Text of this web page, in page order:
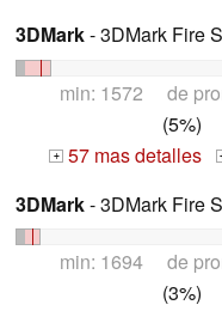
3DMark- 3DMark Fire
min: 1572 de
(5%)
+ 57 mas detalles
3DMark- 3DMark Fire
min: 1694 de
(3%)